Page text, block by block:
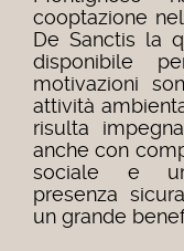
cooptazione
De Sanctis la
disponibile
motivazioni
attività
risulta
anche con
sociale e
presenza
un grande